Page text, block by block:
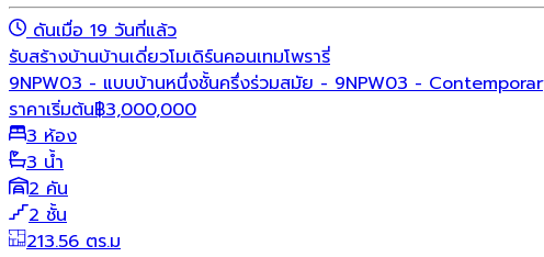
ดันเมื่อ 19 วันที่แล้ว
รับสร้างบ้านบ้านเดี่ยวโมเดิร์นคอนเทมโพรารี่
9NPW03 - แบบบ้านหนึ่งชั้นครึ่งร่วมสมัย - 9NPW03 -
ราคาเริ่มต้น฿3,000,000
3 ห้อง
3 น้ำ
2 คัน
2 ชั้น
213.56 ตร.ม